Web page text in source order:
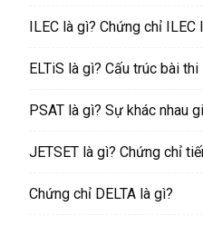
ILEC là gì? Chứng chỉ ILEC
ELTiS là gì? Cấu trúc bài thi
PSAT là gì? Sự khác nhau
JETSET là gì? Chứng chỉ
Chứng chỉ DELTA là gì?